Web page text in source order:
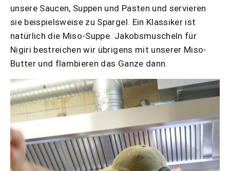
unsere Saucen, Suppen und Pasten und servieren
sie beispielsweise zu Spargel. Ein Klassiker ist
natürlich die Miso-Suppe. Jakobsmuscheln für
Nigiri bestreichen wir übrigens mit unserer Miso-
Butter und flambieren das Ganze dann.